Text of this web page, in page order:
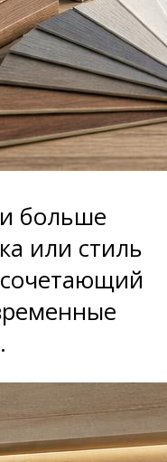
больше
или стиль
сочетающий